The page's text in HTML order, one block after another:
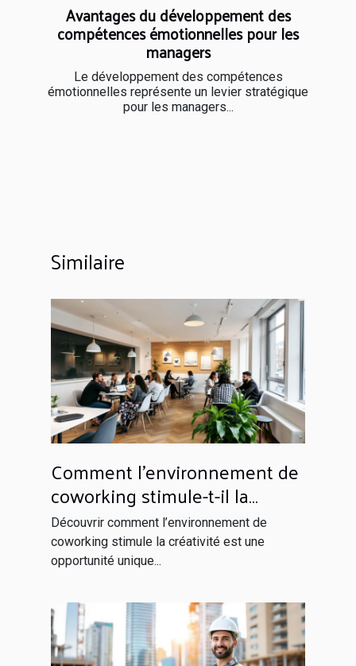
Avantages du développement des
compétences émotionnelles pour les
managers
Le développement des compétences
émotionnelles représente un levier stratégique
pour les managers...
Similaire
Comment l'environnement de
coworking stimule-t-il la
créativité?
Découvrir comment l’environnement de
coworking stimule la créativité est une
opportunité unique...